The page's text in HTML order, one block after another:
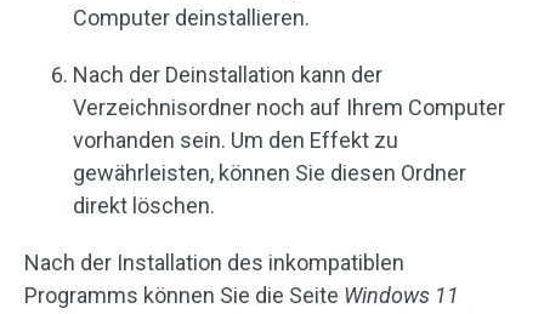
Computer deinstallieren.
Nach der Deinstallation kann der
Verzeichnisordner noch auf Ihrem Computer
vorhanden sein. Um den Effekt zu
gewährleisten, können Sie diesen Ordner
direkt löschen.
Nach der Installation des inkompatiblen
Programms können Sie die Seite Windows 11